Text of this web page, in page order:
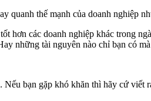
quanh thế mạnh của doanh nghiệp
hơn các doanh nghiệp khác trong
những tài nguyên nào chỉ bạn có
bạn gặp khó khăn thì hãy cứ viết